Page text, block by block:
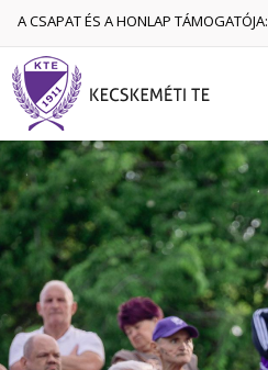
A CSAPAT ÉS A HONLAP TÁMOGATÓJA: